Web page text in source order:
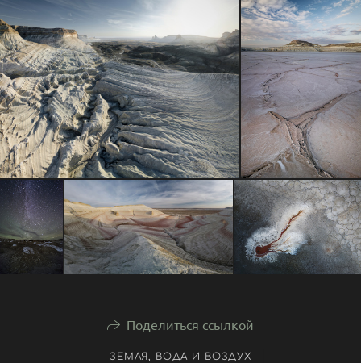
Поделиться ссылкой
ЗЕМЛЯ, ВОДА И ВОЗДУХ